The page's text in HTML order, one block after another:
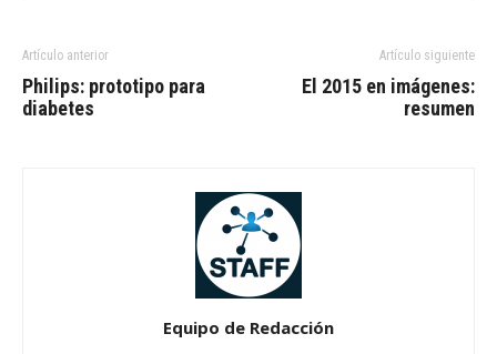
Artículo anterior
Philips: prototipo para
diabetes
Artículo siguiente
El 2015 en imágenes:
resumen
Equipo de Redacción